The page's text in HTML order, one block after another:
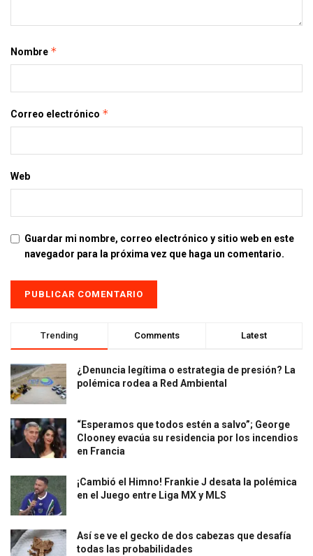
Nombre *
Correo electrónico *
Web
Guardar mi nombre, correo electrónico y sitio web en este
navegador para la próxima vez que haga un comentario.
Trending Comments Latest
¿Denuncia legítima o estrategia de presión? La
polémica rodea a Red Ambiental
“Esperamos que todos estén a salvo”; George
Clooney evacúa su residencia por los incendios
en Francia
¡Cambió el Himno! Frankie J desata la polémica
en el Juego entre Liga MX y MLS
Así se ve el gecko de dos cabezas que desafía
todas las probabilidades